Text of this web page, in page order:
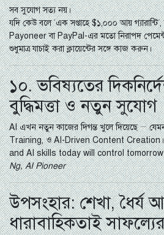
সব সুযোগ সত্য নয়।
যদি কেউ বলে “এক সপ্তাহে $১,০০০ আয় গ্যারান্টি”,
Payoneer বা PayPal-এর মতো নিরাপদ
শুধুমাত্র যাচাই করা ক্লায়েন্টের সঙ্গে কাজ করুন।
১০. ভবিষ্যতের
বুদ্ধিমত্তা ও নতুন সুযোগ
AI এখন নতুন কাজের দিগন্ত খুলে দিয়েছে —
Training, ও AI-Driven Content
and AI skills today will control
Ng, AI Pioneer
উপসংহার: শেখা, ধৈর্য
ধারাবাহিকতাই